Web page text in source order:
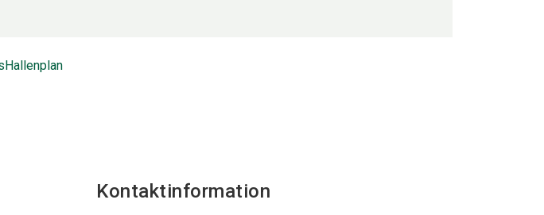
Hallenplan
Kontaktinformation